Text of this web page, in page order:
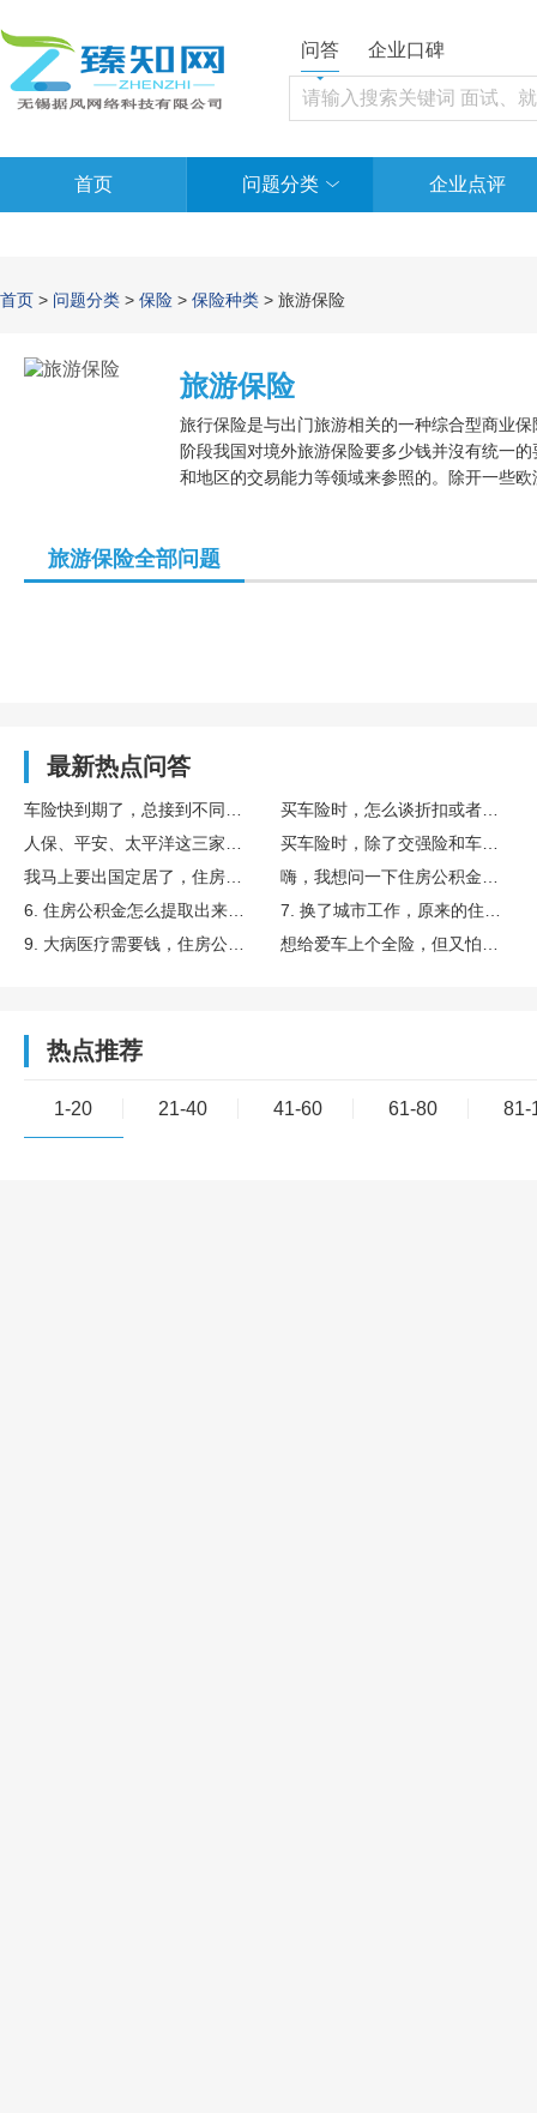
问答 企业口碑
首页 问题分类 企业点评
首页 > 问题分类 > 保险 > 保险种类 > 旅游保险
旅游保险
旅行保险是与出门旅游相关的一种综合型商业
阶段我国对境外旅游保险要多少钱并沒有统一
和地区的交易能力等领域来参照的。除开一些
旅游保险全部问题
最新热点问答
热点推荐
1-20 21-40 41-60 61-80 81-